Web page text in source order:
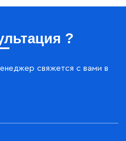
?
свяжется с вами в